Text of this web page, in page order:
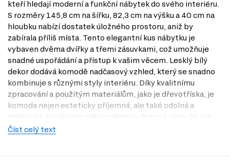
kteří hledají moderní a funkční nábytek do svého interiéru.
S rozměry 145,8 cm na šířku, 82,3 cm na výšku a 40 cm na
hloubku nabízí dostatek úložného prostoru, aniž by
zabírala příliš místa. Tento elegantní kus nábytku je
vybaven dvěma dvířky a třemi zásuvkami, což umožňuje
snadné uspořádání a přístup k vašim věcem. Lesklý bílý
dekor dodává komodě nadčasový vzhled, který se snadno
kombinuje s různými styly interiéru. Díky kvalitnímu
zpracování a použitým materiálům, jako je dřevotříska, je
komoda nejen esteticky příjemná, ale také odolná a
praktická. Navštivte naši prodejnu v Praze a objevte, jak
může tato komoda obohatit váš domov.
Číst celý text